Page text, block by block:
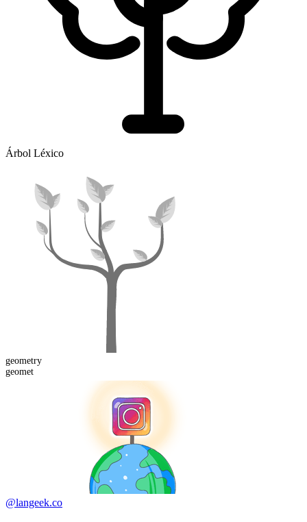
Árbol Léxico
geometry
geomet
@langeek.co